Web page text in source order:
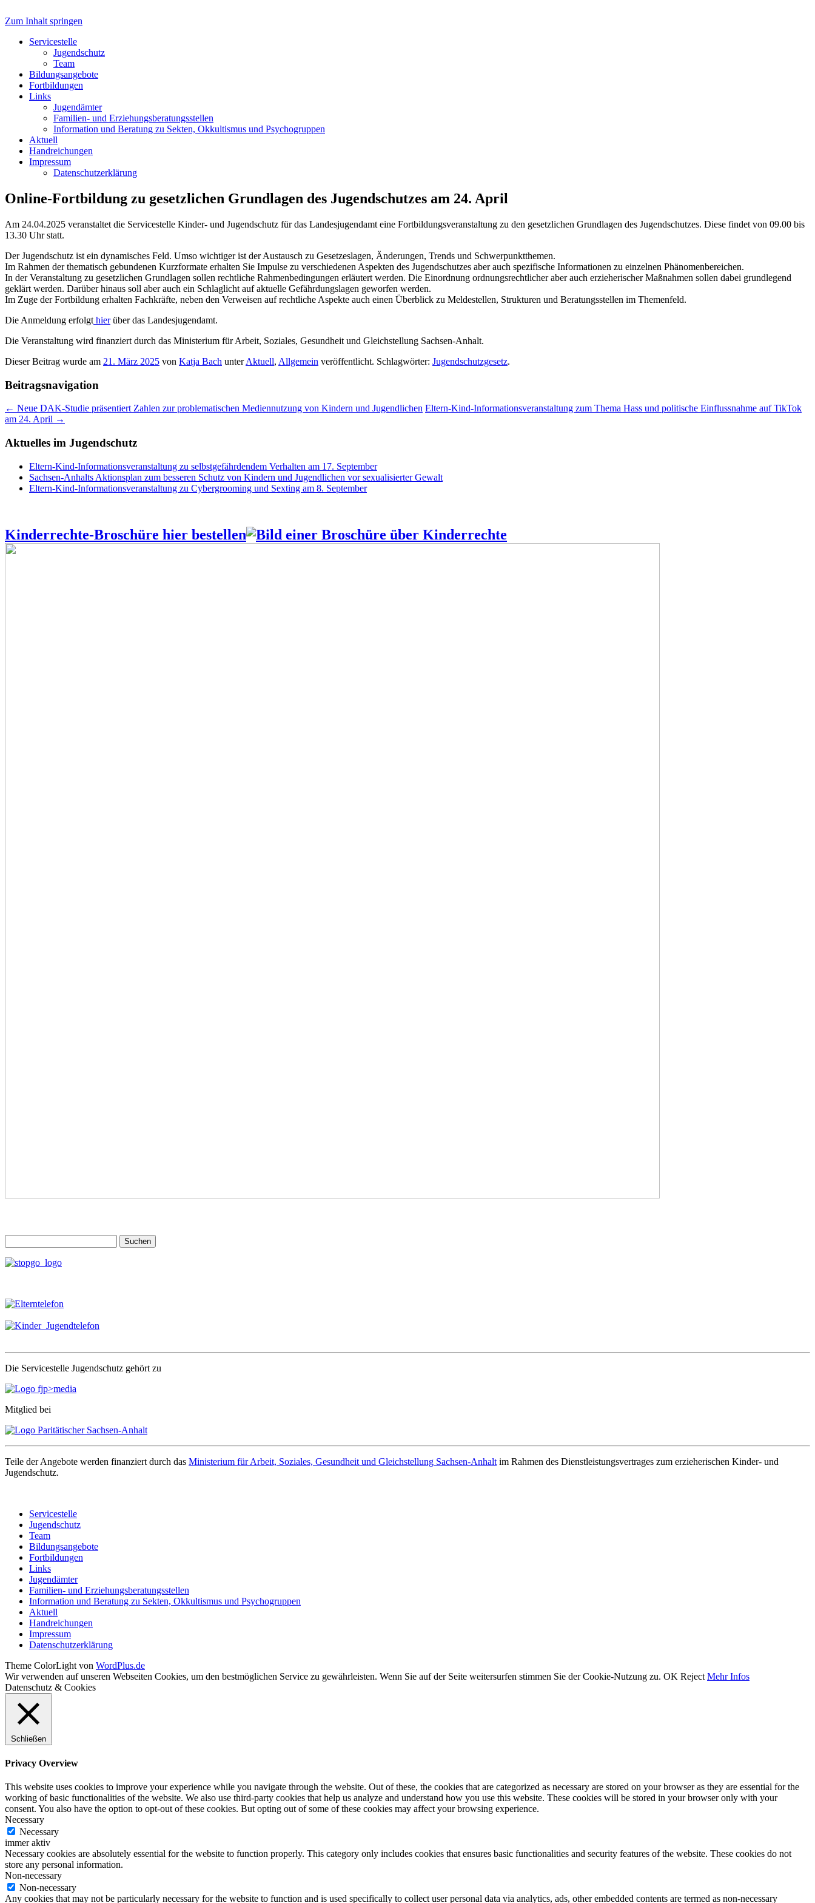
Servicestelle Kinder- und Jugendschutz
Zum Inhalt springen
Servicestelle
Jugendschutz
Team
Bildungsangebote
Fortbildungen
Links
Jugendämter
Familien- und Erziehungsberatungsstellen
Information und Beratung zu Sekten, Okkultismus und Psychogruppen
Aktuell
Handreichungen
Impressum
Datenschutzerklärung
Online-Fortbildung zu gesetzlichen Grundlagen des Jugendschutzes am 24. April
Am 24.04.2025 veranstaltet die Servicestelle Kinder- und Jugendschutz für das Landesjugendamt eine Fortbildungsveranstaltung zu den gesetzlichen Grundlagen des Jugendschutzes. Diese findet von 09.00 bis
13.30 Uhr statt.
Der Jugendschutz ist ein dynamisches Feld. Umso wichtiger ist der Austausch zu Gesetzeslagen, Änderungen, Trends und Schwerpunktthemen.
Im Rahmen der thematisch gebundenen Kurzformate erhalten Sie Impulse zu verschiedenen Aspekten des Jugendschutzes aber auch spezifische Informationen zu einzelnen Phänomenbereichen.
In der Veranstaltung zu gesetzlichen Grundlagen sollen rechtliche Rahmenbedingungen erläutert werden. Die Einordnung ordnungsrechtlicher aber auch erzieherischer Maßnahmen sollen dabei grundlegend
geklärt werden. Darüber hinaus soll aber auch ein Schlaglicht auf aktuelle Gefährdungslagen geworfen werden.
Im Zuge der Fortbildung erhalten Fachkräfte, neben den Verweisen auf rechtliche Aspekte auch einen Überblick zu Meldestellen, Strukturen und Beratungsstellen im Themenfeld.
Die Anmeldung erfolgt hierüber das Landesjugendamt.
Die Veranstaltung wird finanziert durch das Ministerium für Arbeit, Soziales, Gesundheit und Gleichstellung Sachsen-Anhalt.
Dieser Beitrag wurde am 21. März 2025 von Katja Bach unterAktuell, Allgemein veröffentlicht. Schlagwörter: Jugendschutzgesetz.
Beitragsnavigation
← Neue DAK-Studie präsentiert Zahlen zur problematischen Mediennutzung von Kindern und Jugendlichen Eltern-Kind-Informationsveranstaltung zum Thema Hass und politische Einflussnahme auf TikTok
am 24. April →
Aktuelles im Jugendschutz
Eltern-Kind-Informationsveranstaltung zu selbstgefährdendem Verhalten am 17. September
Sachsen-Anhalts Aktionsplan zum besseren Schutz von Kindern und Jugendlichen vor sexualisierter Gewalt
Eltern-Kind-Informationsveranstaltung zu Cybergrooming und Sexting am 8. September
Kinderrechte-Broschüre hier bestellen
nach:
Die Servicestelle Jugendschutz gehört zu
Mitglied bei
Teile der Angebote werden finanziert durch das Ministerium für Arbeit, Soziales, Gesundheit und Gleichstellung Sachsen-Anhalt im Rahmen des Dienstleistungsvertrages zum erzieherischen Kinder- und
Jugendschutz.
Servicestelle
Jugendschutz
Team
Bildungsangebote
Fortbildungen
Links
Jugendämter
Familien- und Erziehungsberatungsstellen
Information und Beratung zu Sekten, Okkultismus und Psychogruppen
Aktuell
Handreichungen
Impressum
Datenschutzerklärung
Theme ColorLight von WordPlus.de
Wir verwenden auf unseren Webseiten Cookies, um den bestmöglichen Service zu gewährleisten. Wenn Sie auf der Seite weitersurfen stimmen Sie der Cookie-Nutzung zu. OK Reject Mehr Infos
Datenschutz & Cookies
Schließen
Privacy Overview
This website uses cookies to improve your experience while you navigate through the website. Out of these, the cookies that are categorized as necessary are stored on your browser as they are essential for the
working of basic functionalities of the website. We also use third-party cookies that help us analyze and understand how you use this website. These cookies will be stored in your browser only with your
consent. You also have the option to opt-out of these cookies. But opting out of some of these cookies may affect your browsing experience.
Necessary
Necessary
immer aktiv
Necessary cookies are absolutely essential for the website to function properly. This category only includes cookies that ensures basic functionalities and security features of the website. These cookies do not
store any personal information.
Non-necessary
Non-necessary
Any cookies that may not be particularly necessary for the website to function and is used specifically to collect user personal data via analytics, ads, other embedded contents are termed as non-necessary